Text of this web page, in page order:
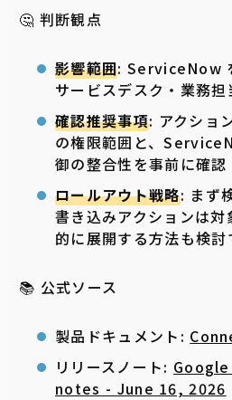
🤔 判断観点
影響範囲: ServiceNow
サービスデスク・業務担
確認推奨事項: アクショ
の権限範囲と、
御の整合性を事前に確認
ロールアウト戦略: まず
書き込みアクションは
的に展開する方法も検討
📚 公式ソース
製品ドキュメント:
リリースノート:
notes - June 16, 2026